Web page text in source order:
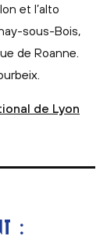
et l’alto
sous-Bois,
de Roanne.
de Lyon
: